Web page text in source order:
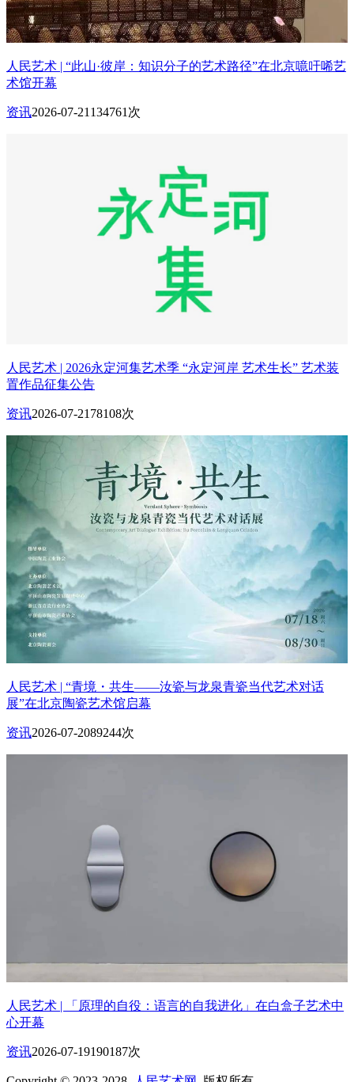
人民艺术 | “此山·彼岸：知识分子的艺术路径”在北京噫吁唏艺
术馆开幕
资讯2026-07-21 134761次
人民艺术 | 2026永定河集艺术季 “永定河岸 艺术生长” 艺术装
置作品征集公告
资讯2026-07-21 78108次
人民艺术 | “青境・共生——汝瓷与龙泉青瓷当代艺术对话
展”在北京陶瓷艺术馆启幕
资讯2026-07-2089244次
人民艺术 | 「原理的自役：语言的自我进化」在白盒子艺术中
心开幕
资讯2026-07-19190187次